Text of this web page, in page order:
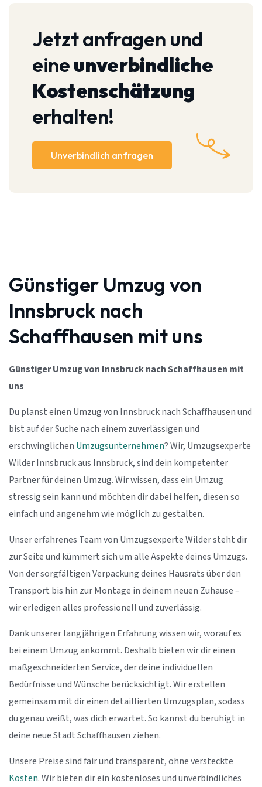
Jetzt anfragen und
eineunverbindliche
Kostenschätzung
erhalten!
Unverbindlich anfragen
Günstiger Umzug von
Innsbruck nach
Schaffhausen mit uns
Günstiger Umzug von Innsbruck nach Schaffhausen mit
uns
Du planst einen Umzug von Innsbruck nach Schaffhausen und
bist auf der Suche nach einem zuverlässigen und
erschwinglichen Umzugsunternehmen? Wir, Umzugsexperte
Wilder Innsbruck aus Innsbruck, sind dein kompetenter
Partner für deinen Umzug. Wir wissen, dass ein Umzug
stressig sein kann und möchten dir dabei helfen, diesen so
einfach und angenehm wie möglich zu gestalten.
Unser erfahrenes Team von Umzugsexperte Wilder steht dir
zur Seite und kümmert sich um alle Aspekte deines Umzugs.
Von der sorgfältigen Verpackung deines Hausrats über den
Transport bis hin zur Montage in deinem neuen Zuhause –
wir erledigen alles professionell und zuverlässig.
Dank unserer langjährigen Erfahrung wissen wir, worauf es
bei einem Umzug ankommt. Deshalb bieten wir dir einen
maßgeschneiderten Service, der deine individuellen
Bedürfnisse und Wünsche berücksichtigt. Wir erstellen
gemeinsam mit dir einen detaillierten Umzugsplan, sodass
du genau weißt, was dich erwartet. So kannst du beruhigt in
deine neue Stadt Schaffhausen ziehen.
Unsere Preise sind fair und transparent, ohne versteckte
Kosten. Wir bieten dir ein kostenloses und unverbindliches